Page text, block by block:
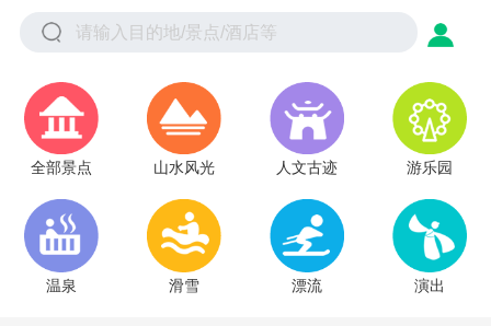
全部景点 山水风光 人文古迹 游乐园
温泉 滑雪 漂流 演出